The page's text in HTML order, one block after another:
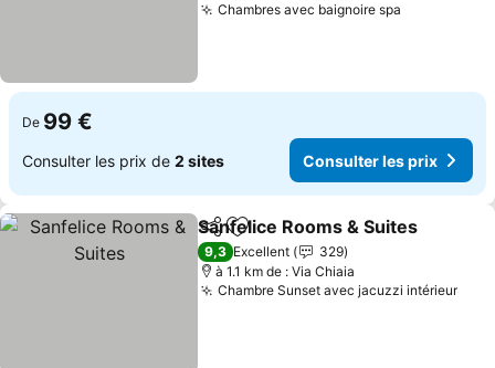
Chambres avec baignoire spa
De 99 €
Consulter les prix de 2 sites Consulter les prix
PartagerAjouter à mes favoris
Sanfelice Rooms & Suites
9,3 Excellent
329
à 1.1 km de : Via Chiaia
Chambre Sunset avec jacuzzi intérieur